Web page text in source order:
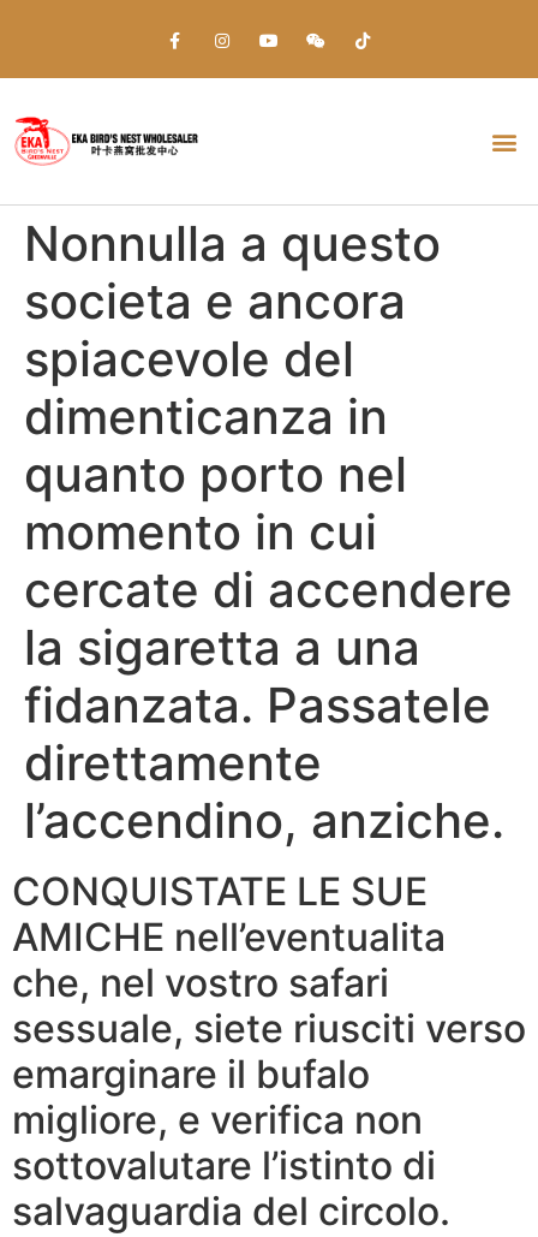
Nonnulla a questo
societa e ancora
spiacevole del
dimenticanza in
quanto porto nel
momento in cui
cercate di accendere
la sigaretta a una
fidanzata. Passatele
direttamente
l’accendino, anziche.
CONQUISTATE LE SUE
AMICHE nell’eventualita
che, nel vostro safari
sessuale, siete riusciti verso
emarginare il bufalo
migliore, e verifica non
sottovalutare l’istinto di
salvaguardia del circolo.